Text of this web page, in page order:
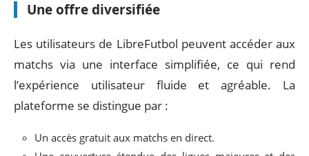
Une offre diversifiée
Les utilisateurs de LibreFutbol peuvent accéder aux
matchs via une interface simplifiée, ce qui rend
l’expérience utilisateur fluide et agréable. La
plateforme se distingue par :
Un accès gratuit aux matchs en direct.